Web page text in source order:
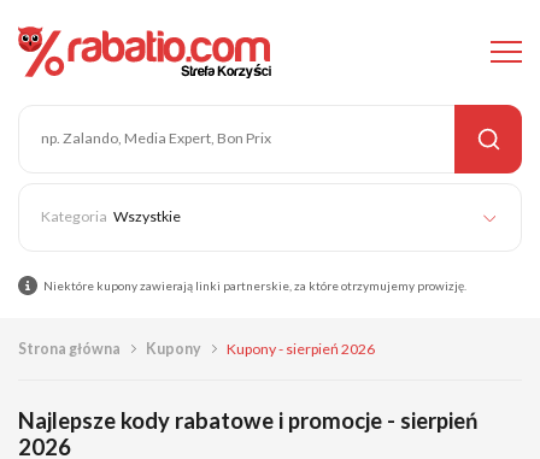
Wszystkie
Niektóre kupony zawierają linki partnerskie, za które otrzymujemy prowizję.
Strona główna Kupony Kupony - sierpień 2026
Najlepsze kody rabatowe i promocje - sierpień
2026